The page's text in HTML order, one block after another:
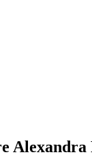
Alexandra